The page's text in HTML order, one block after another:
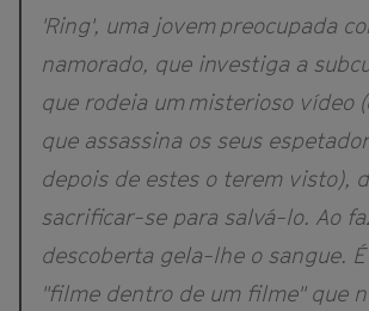
'Ring', uma jovem preocupada
namorado, que investiga a
que rodeia um misterioso vídeo
que assassina os seus
depois de estes o terem visto),
sacrificar-se para salvá-lo. Ao
descoberta gela-lhe o sangue.
"filme dentro de um filme" que